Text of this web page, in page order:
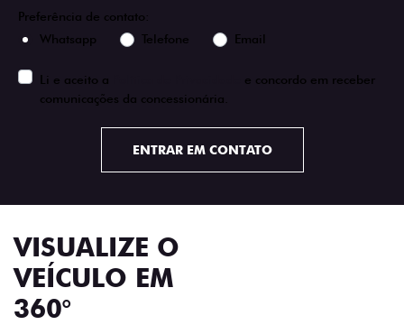
Preferência de contato:
Whatsapp
Telefone Email
Li e aceito a
e concordo em receber
comunicações da concessionária.
ENTRAR EM CONTATO
VISUALIZE O
VEÍCULO EM
360°